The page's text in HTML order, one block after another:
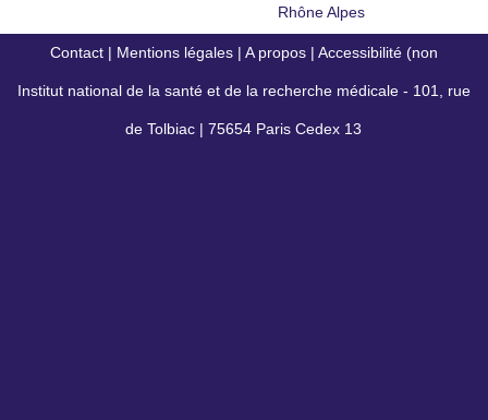
Rhône Alpes
Contact | Mentions légales | A propos | Accessibilité (non
conforme)
Institut national de la santé et de la recherche médicale - 101, rue
de Tolbiac | 75654 Paris Cedex 13